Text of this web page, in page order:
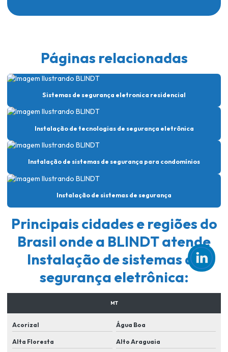
Controle de acesso para condomínio com reconhecimento facial
Controle de acesso facial
Controle de acesso facial para condomínio
Controle de acesso portaria empresa
Controle de acesso remoto
Controle de acesso residencial
Controle de acesso de segurança
Controle de acesso segurança patrimonial
Empresa instalação de cameras de segurança
Empresa de portaria remota
Empresa de segurança em lucas do rio verde
Empresa de sistema de segurança eletronica
Empresas de instalação de sistema de segurança
Páginas relacionadas
Sistemas de segurança eletronica residencial
Instalação de tecnologias de segurança eletrônica
Instalação de sistemas de segurança para condomínios
Instalação de sistemas de segurança
Principais cidades e regiões do
Brasil onde a BLINDT atende
Instalação de sistemas de
segurança eletrônica:
MT
Acorizal Água Boa
Alta Floresta Alto Araguaia